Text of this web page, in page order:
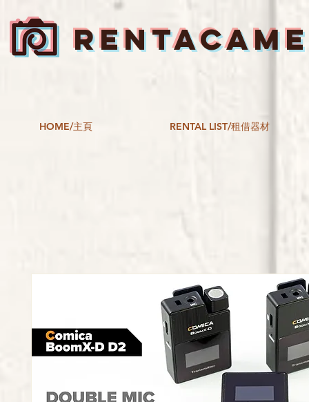
HOME/主頁 RENTAL LIST/租借器材